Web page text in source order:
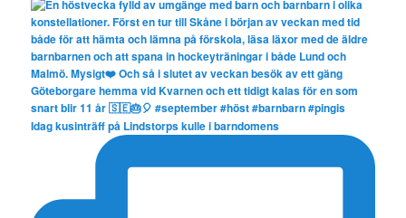
Idag kusinträff på Lindstorps kulle i barndomens